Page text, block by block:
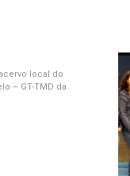
local do
– GT-TMD da